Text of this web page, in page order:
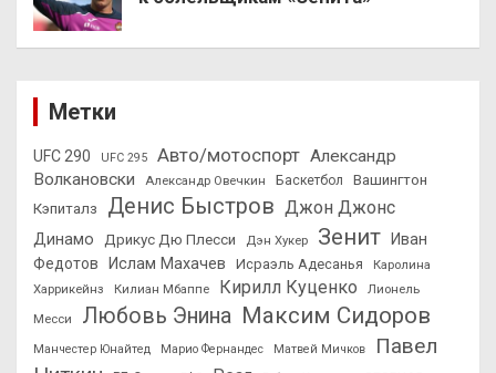
Метки
UFC 290 UFC 295 Авто/мотоспорт Александр
Волкановски
Александр Овечкин Баскетбол
Вашингтон
Кэпиталз
Денис Быстров Джон Джонс
Динамо Дрикус Дю Плесси Дэн Хукер Зенит
Иван
Федотов
Ислам Махачев Исраэль Адесанья
Каролина
Харрикейнз
Килиан Мбаппе Кирилл Куценко
Лионель
Месси
Любовь Энина Максим Сидоров
Манчестер Юнайтед Марио Фернандес Матвей Мичков
Павел